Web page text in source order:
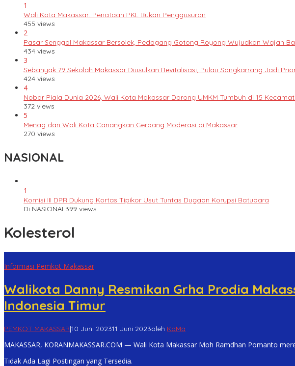
1
Wali Kota Makassar: Penataan PKL Bukan Penggusuran
455 views
2
Pasar Senggol Makassar Bersolek, Pedagang Gotong Royong Wujudkan Wajah
434 views
3
Sebanyak 79 Sekolah Makassar Diusulkan Revitalisasi, Pulau Sangkarrang Jadi
424 views
4
Nobar Piala Dunia 2026, Wali Kota Makassar Dorong UMKM Tumbuh di 15
372 views
5
Menag dan Wali Kota Canangkan Gerbang Moderasi di Makassar
270 views
NASIONAL
1
Komisi III DPR Dukung Kortas Tipikor Usut Tuntas Dugaan Korupsi Batubara
Di NASIONAL399 views
Kolesterol
Informasi Pemkot Makassar
Walikota Danny Resmikan Grha Prodia
Indonesia Timur
PEMKOT MAKASSAR|10 Juni 202311 Juni 2023oleh KoMa
MAKASSAR, KORANMAKASSAR.COM — Wali Kota Makassar Moh Ramdhan Pomanto
Tidak Ada Lagi Postingan yang Tersedia.